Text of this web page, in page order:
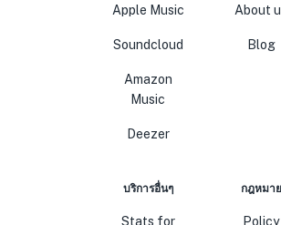
Apple Music
Soundcloud
Amazon
Music
Deezer
About
Blog
บริการอื่นๆ
Stats for
กฎหมาย
Policy